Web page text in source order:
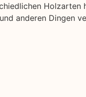
anderen Dingen